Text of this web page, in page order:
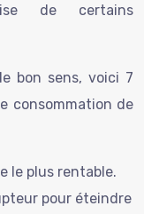
de certains
bon sens, voici 7
consommation de
le plus rentable.
pour éteindre